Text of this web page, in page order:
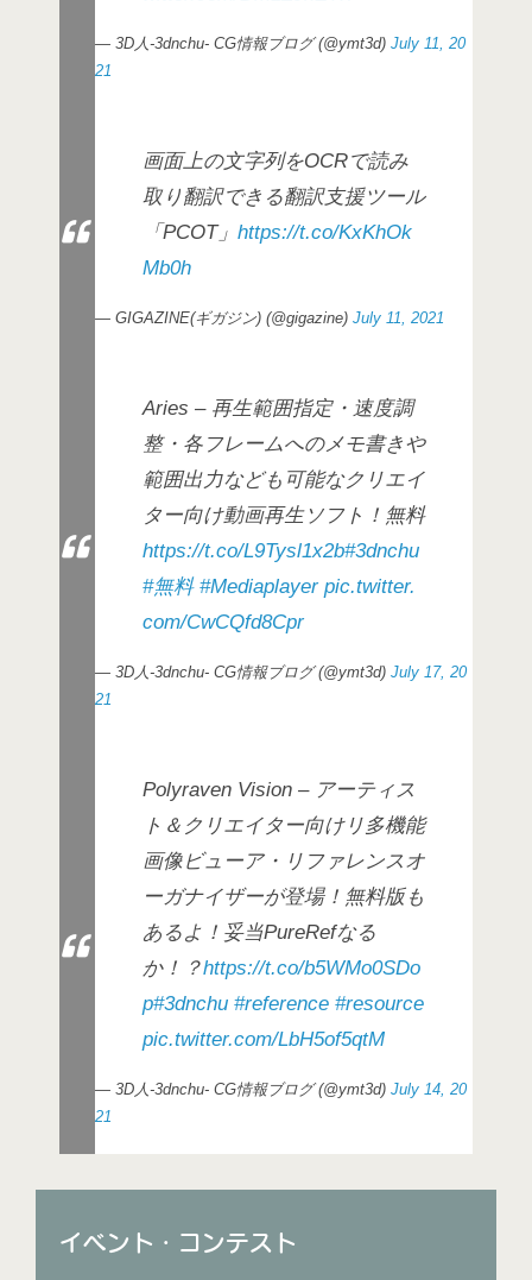
— 3D人-3dnchu- CG情報ブログ (@ymt3d) July 11, 20
21
画面上の文字列をOCRで読み
取り翻訳できる翻訳支援ツール
「PCOT」 https://t.co/KxKhOk
Mb0h
— GIGAZINE(ギガジン) (@gigazine) July 11, 2021
Aries – 再生範囲指定・速度調
整・各フレームへのメモ書きや
範囲出力なども可能なクリエイ
ター向け動画再生ソフト！無料
https://t.co/L9Tysl1x2b#3dnchu
#無料 #Mediaplayer pic.twitter.
com/CwCQfd8Cpr
— 3D人-3dnchu- CG情報ブログ (@ymt3d) July 17, 20
21
Polyraven Vision – アーティス
ト＆クリエイター向けリ多機能
画像ビューア・リファレンスオ
ーガナイザーが登場！無料版も
あるよ！妥当PureRefなる
か！？https://t.co/b5WMo0SDo
p#3dnchu #reference #resource
pic.twitter.com/LbH5of5qtM
— 3D人-3dnchu- CG情報ブログ (@ymt3d) July 14, 20
21
イベント・コンテスト